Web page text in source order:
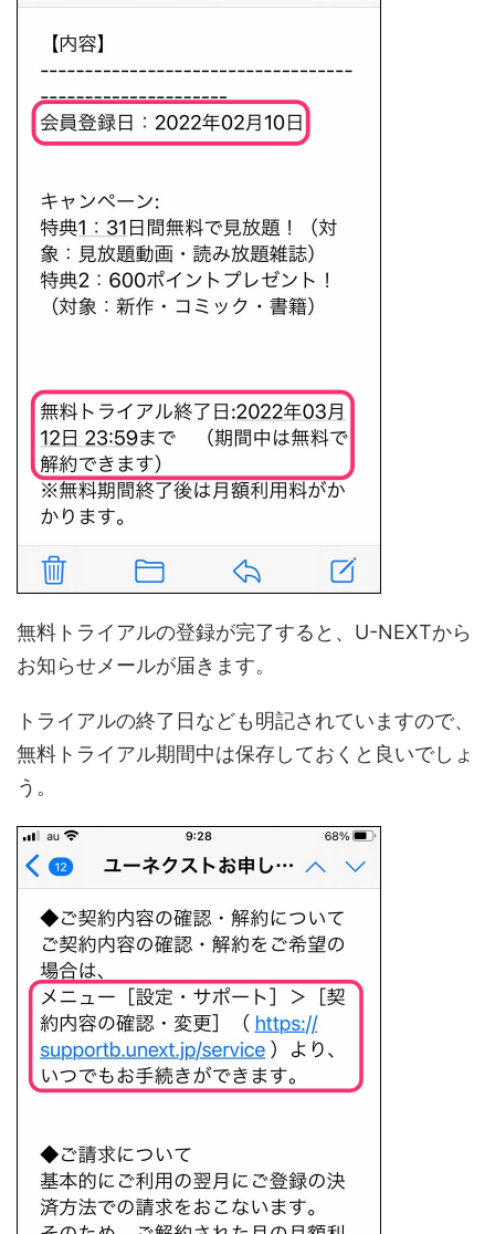
無料トライアルの登録が完了すると、U-NEXTから
お知らせメールが届きます。
トライアルの終了日なども明記されていますので、
無料トライアル期間中は保存しておくと良いでしょ
う。